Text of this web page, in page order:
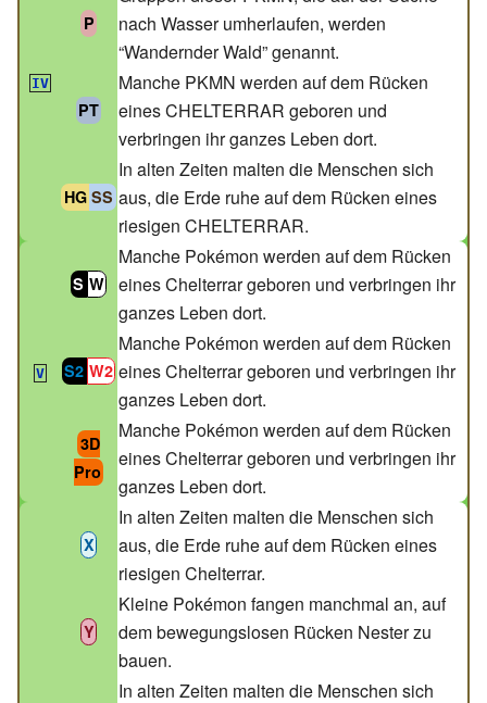
IV
P
nach Wasser umherlaufen, werden
“Wandernder Wald” genannt.
PT
Manche PKMN werden auf dem Rücken
eines CHELTERRAR geboren und
verbringen ihr ganzes Leben dort.
HG SS
In alten Zeiten malten die Menschen sich
aus, die Erde ruhe auf dem Rücken eines
riesigen CHELTERRAR.
V
S W
Manche Pokémon werden auf dem Rücken
eines Chelterrar geboren und verbringen ihr
ganzes Leben dort.
S2 W2
Manche Pokémon werden auf dem Rücken
eines Chelterrar geboren und verbringen ihr
ganzes Leben dort.
3D
Pro
Manche Pokémon werden auf dem Rücken
eines Chelterrar geboren und verbringen ihr
ganzes Leben dort.
X
In alten Zeiten malten die Menschen sich
aus, die Erde ruhe auf dem Rücken eines
riesigen Chelterrar.
Y
Kleine Pokémon fangen manchmal an, auf
dem bewegungslosen Rücken Nester zu
bauen.
In alten Zeiten malten die Menschen sich